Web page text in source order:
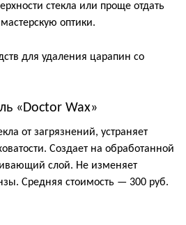
стекла или проще отдать
оптики.
для удаления царапин со
«Doctor Wax»
от загрязнений, устраняет
Создает на обработанной
слой. Не изменяет
Средняя стоимость — 300 руб.